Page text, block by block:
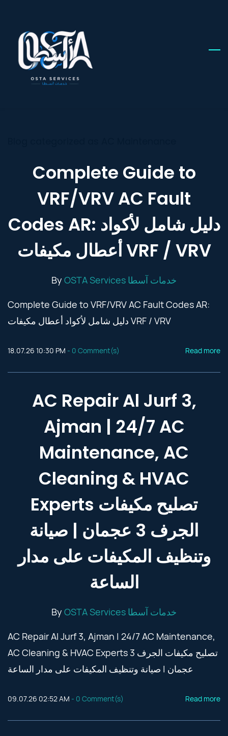
main
content
Complete Guide to
VRF/VRV AC Fault
Codes AR: دليل شامل لأكواد
أعطال مكيفات VRF / VRV
By
OSTA Services خدمات آسطا
Complete Guide to VRF/VRV AC Fault Codes AR:
دليل شامل لأكواد أعطال مكيفات VRF / VRV
18.07.26 10:30 PM - 0 Comment(s) Read more
AC Repair Al Jurf 3,
Ajman | 24/7 AC
Maintenance, AC
Cleaning & HVAC
Experts تصليح مكيفات
الجرف 3 عجمان | صيانة
وتنظيف المكيفات على مدار
الساعة
By
OSTA Services خدمات آسطا
AC Repair Al Jurf 3, Ajman | 24/7 AC Maintenance,
AC Cleaning & HVAC Experts تصليح مكيفات الجرف 3
عجمان | صيانة وتنظيف المكيفات على مدار الساعة
09.07.26 02:52 AM - 0 Comment(s) Read more